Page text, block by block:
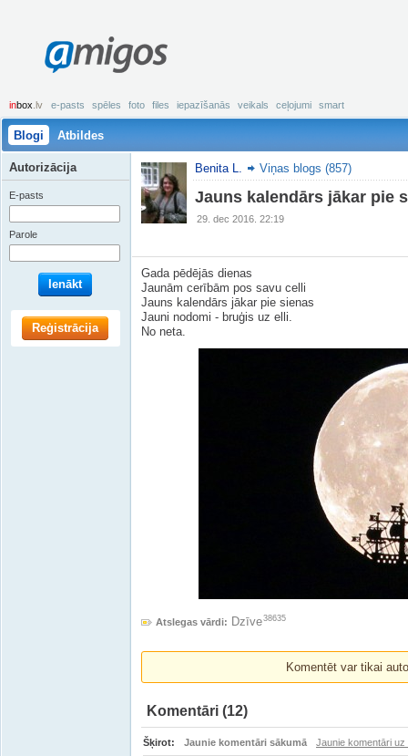
amigos
inbox .lv e-pasts spēles foto files iepazīšanās veikals ceļojumi smart
Blogi Atbildes
Benita L. Viņas blogs (857)
Jauns kalendārs jākar pie
29. dec 2016. 22:19
Gada pēdējās dienas
Jaunām cerībām pos savu celli
Jauns kalendārs jākar pie sienas
Jauni nodomi - bruģis uz elli.
No neta.
Atslegas vārdi: Dzīve38635
Komentēt var tikai
Komentāri (12)
Šķirot: Jaunie komentāri sākumā Jaunie komentāri uz
Autorizācija
E-pasts
Parole
Ienākt
Reģistrācija